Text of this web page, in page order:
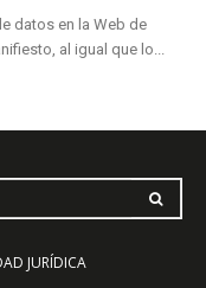
datos en la Web de
al igual que lo...
JURÍDICA